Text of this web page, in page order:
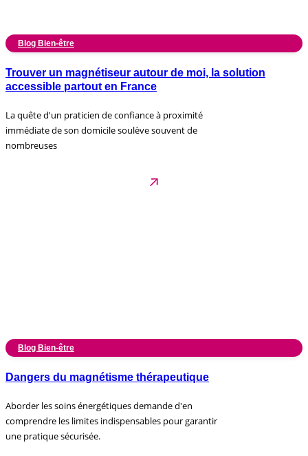
Blog Bien-être
Trouver un magnétiseur autour de moi, la solution
accessible partout en France
La quête d'un praticien de confiance à proximité
immédiate de son domicile soulève souvent de
nombreuses
Blog Bien-être
Dangers du magnétisme thérapeutique
Aborder les soins énergétiques demande d'en
comprendre les limites indispensables pour garantir
une pratique sécurisée.